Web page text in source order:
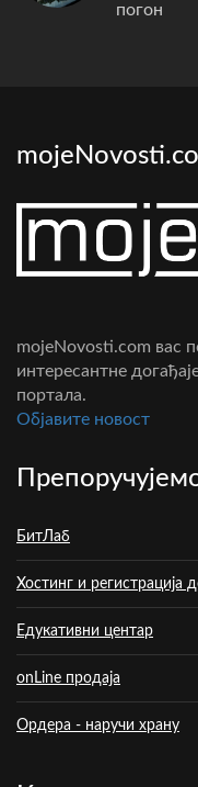
погон
mojeNovosti.com вас
интересантне
портала.
Oбјавите новост
БитЛаб
Хостинг и регистрација
Едукативни центар
onLine продаја
Ордера - наручи храну